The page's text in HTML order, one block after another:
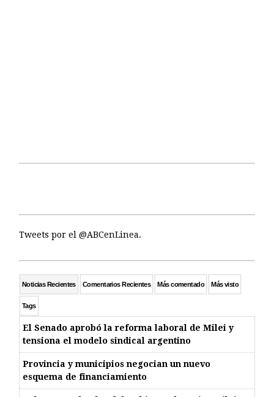
Tweets por el @ABCenLinea.
Noticias Recientes Comentarios Recientes Más comentado Más visto
Tags
El Senado aprobó la reforma laboral de Milei y
tensiona el modelo sindical argentino
Provincia y municipios negocian un nuevo
esquema de financiamiento